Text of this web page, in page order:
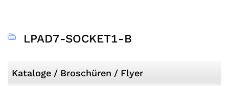
LPAD7-SOCKET1-B
Kataloge / Broschüren / Flyer